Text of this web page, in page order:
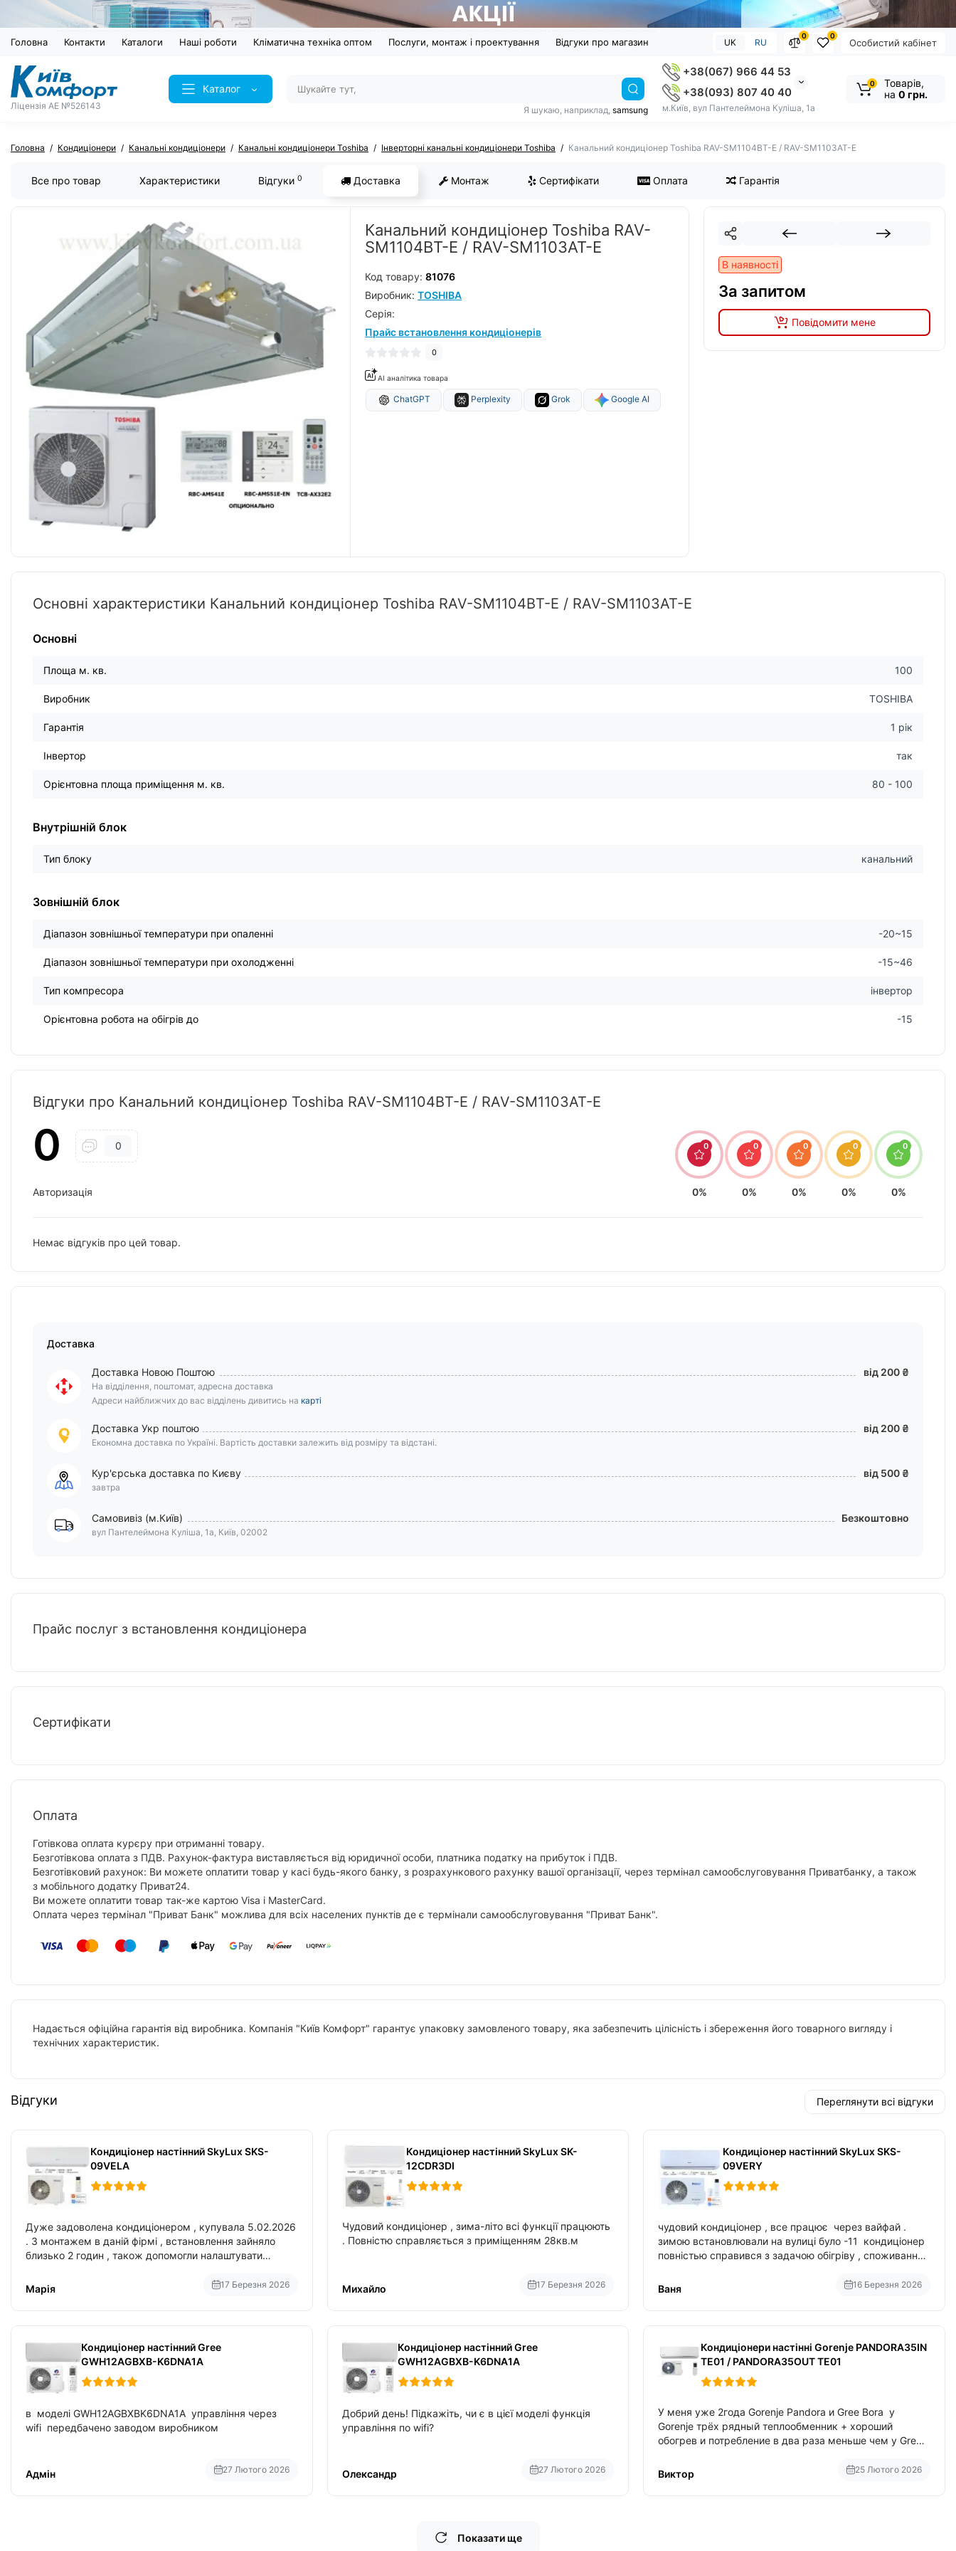
Головна Контакти Каталоги Наші роботи Кліматична техніка оптом Послуги, монтаж і проектування Відгуки про магазин Особистий кабінет
0
0
UK RU
Ліцензія AE №526143
Каталог
+38(067) 966 44 53
+38(093) 807 40 40
м.Київ, вул Пантелеймона Куліша, 1а
Я шукаю, наприклад, samsung
0
Товарів,
на 0 грн.
Головна Кондиціонери Канальні кондиціонери Канальні кондиціонери Toshiba Інверторні канальні кондиціонери Toshiba Канальний кондиціонер Toshiba RAV-SM1104BT-E / RAV-SM1103AT-E
Все про товар Характеристики Відгуки 0 Доставка Монтаж Сертифікати Оплата Гарантія
Канальний кондиціонер Toshiba RAV-
SM1104BT-E / RAV-SM1103AT-E
Код товару: 81076
Виробник: TOSHIBA
Серiя:
Прайс встановлення кондиціонерів
0
AI аналітика товара
ChatGPT Perplexity Grok Google AI
В наявності
За запитом
Повідомити мене
Основні характеристики Канальний кондиціонер Toshiba RAV-SM1104BT-E / RAV-SM1103AT-E
Основні
Площа м. кв. 100
Виробник TOSHIBA
Гарантія 1 рік
Інвертор так
Орієнтовна площа приміщення м. кв. 80 - 100
Внутрішній блок
Тип блоку канальний
Зовнішній блок
Діапазон зовнішньої температури при опаленні -20~15
Діапазон зовнішньої температури при охолодженні -15~46
Тип компресора інвертор
Орієнтовна робота на обігрів до -15
Відгуки про Канальний кондиціонер Toshiba RAV-SM1104BT-E / RAV-SM1103AT-E
0 0
Авторизація
0
0%
0
0%
0
0%
0
0%
0
0%
Немає відгуків про цей товар.
Доставка
Доставка Новою Поштою
На відділення, поштомат, адресна доставка
Адреси найближчих до вас відділень дивитись на карті
від 200 ₴
Доставка Укр поштою
Економна доставка по Україні. Вартість доставки залежить від розміру та відстані.
від 200 ₴
Кур'єрська доставка по Києву
завтра
від 500 ₴
Самовивіз (м.Київ)
вул Пантелеймона Куліша, 1а, Київ, 02002
Безкоштовно
Прайс послуг з встановлення кондиціонера
Сертифікати
Оплата
Готівкова оплата курєру при отриманні товару.
Безготівкова оплата з ПДВ. Рахунок-фактура виставляється від юридичної особи, платника податку на прибуток і ПДВ.
Безготівковий рахунок: Ви можете оплатити товар у касі будь-якого банку, з розрахункового рахунку вашої організації, через термінал самообслуговування Приватбанку, а також
з мобільного додатку Приват24.
Ви можете оплатити товар так-же картою Visa і MasterCard.
Оплата через термінал "Приват Банк" можлива для всіх населених пунктів де є термінали самообслуговування "Приват Банк".
Надається офіційна гарантія від виробника. Компанія "Київ Комфорт" гарантує упаковку замовленого товару, яка забезпечить цілісність і збереження його товарного вигляду і
технічних характеристик.
Відгуки Переглянути всі відгуки
Кондиціонер настінний SkyLux SKS-
09VELA
Дуже задоволена кондиціонером , купувала 5.02.2026
. З монтажем в даній фірмі , встановлення зайняло
близько 2 годин , також допомогли налаштувати
Марія
17 Березня 2026
Кондиціонер настінний SkyLux SK-
12CDR3DI
Чудовий кондиціонер , зима-літо всі функції працюють
. Повністю справляється з приміщенням 28кв.м
Михайло 17 Березня 2026
Кондиціонер настінний SkyLux SKS-
09VERY
чудовий кондиціонер , все працює через вайфай .
зимою встановлювали на вулиці було -11 кондиціонер
повністью справився з задачою обігріву , споживання
температури
Ваня 16 Березня 2026
Кондиціонер настінний Gree
GWH12AGBXB-K6DNA1A
в моделі GWH12AGBXBK6DNA1A управління через
wifi передбачено заводом виробником
Адмін 27 Лютого 2026
Кондиціонер настінний Gree
GWH12AGBXB-K6DNA1A
Добрий день! Підкажіть, чи є в цієї моделі функція
управління по wifi?
Олександр 27 Лютого 2026
Кондиціонери настінні Gorenje PANDORA35IN
TE01 / PANDORA35OUT TE01
У меня уже 2года Gorenje Pandora и Gree Bora у
Gorenje трёх рядный теплообменник + хороший
обогрев и потребление в два раза меньше чем у Gree
малолитражка с паркетником ре
Виктор 25 Лютого 2026
Показати ще